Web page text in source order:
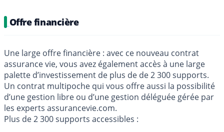
Offre financière
Une large offre financière : avec ce nouveau contrat
assurance vie, vous avez également accès à une large
palette d’investissement de plus de de 2 300 supports.
Un contrat multipoche qui vous offre aussi la possibilité
d’une gestion libre ou d’une gestion déléguée gérée par
les experts assurancevie.com.
Plus de 2 300 supports accessibles :